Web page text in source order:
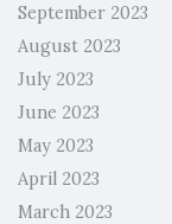
September 2023
August 2023
July 2023
June 2023
May 2023
April 2023
March 2023